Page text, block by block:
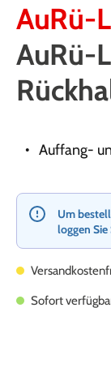
AuRü-
AuRü-
Auffang-
Um
loggen
Sofort